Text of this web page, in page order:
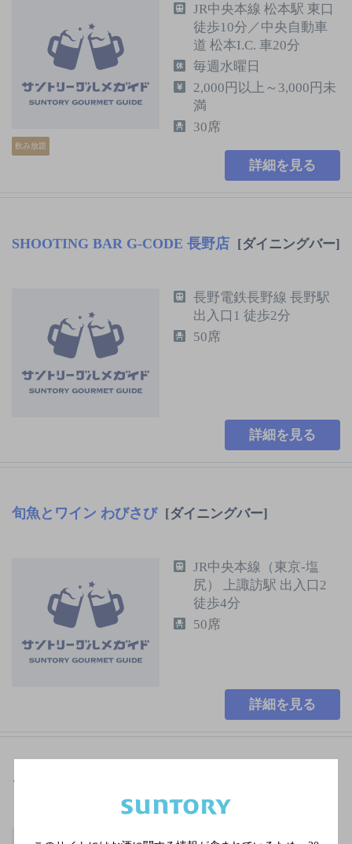
飲み放題
JR中央本線 松本駅 東口
徒歩10分／中央自動車
道 松本I.C. 車20分
毎週水曜日
2,000円以上～3,000円未
満
30席
詳細を見る
SHOOTING BAR G-CODE 長野店 [ダイニングバー]
長野電鉄長野線 長野駅
出入口1 徒歩2分
50席
詳細を見る
旬魚とワイン わびさび [ダイニングバー]
JR中央本線（東京-塩
尻） 上諏訪駅 出入口2
徒歩4分
50席
詳細を見る
ライブハウス Ｊ